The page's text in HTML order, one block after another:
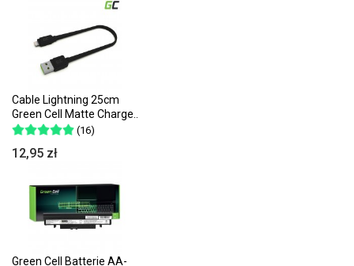
Cable Lightning 25cm
Green Cell Matte Charge..
(16)
12,95 zł
Green Cell Batterie AA-